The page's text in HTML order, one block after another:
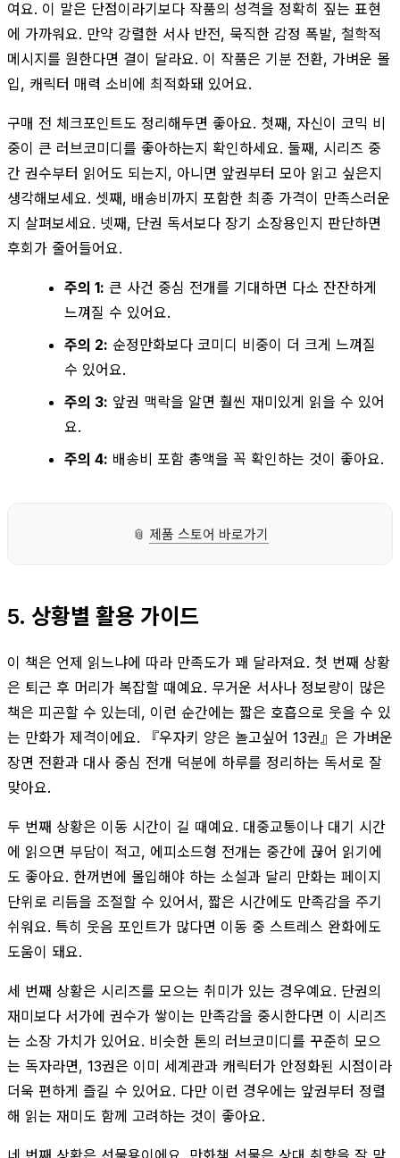
여요. 이 말은 단점이라기보다 작품의 성격을 정확히 짚는 표현
에 가까워요. 만약 강렬한 서사 반전, 묵직한 감정 폭발, 철학적
메시지를 원한다면 결이 달라요. 이 작품은 기분 전환, 가벼운 몰
입, 캐릭터 매력 소비에 최적화돼 있어요.
구매 전 체크포인트도 정리해두면 좋아요. 첫째, 자신이 코믹 비
중이 큰 러브코미디를 좋아하는지 확인하세요. 둘째, 시리즈 중
간 권수부터 읽어도 되는지, 아니면 앞권부터 모아 읽고 싶은지
생각해보세요. 셋째, 배송비까지 포함한 최종 가격이 만족스러운
지 살펴보세요. 넷째, 단권 독서보다 장기 소장용인지 판단하면
후회가 줄어들어요.
주의 1: 큰 사건 중심 전개를 기대하면 다소 잔잔하게
느껴질 수 있어요.
주의 2: 순정만화보다 코미디 비중이 더 크게 느껴질
수 있어요.
주의 3: 앞권 맥락을 알면 훨씬 재미있게 읽을 수 있어
요.
주의 4: 배송비 포함 총액을 꼭 확인하는 것이 좋아요.
📎 제품 스토어 바로가기
5. 상황별 활용 가이드
이 책은 언제 읽느냐에 따라 만족도가 꽤 달라져요. 첫 번째 상황
은 퇴근 후 머리가 복잡할 때예요. 무거운 서사나 정보량이 많은
책은 피곤할 수 있는데, 이런 순간에는 짧은 호흡으로 웃을 수 있
는 만화가 제격이에요. 『우자키 양은 놀고싶어 13권』은 가벼운
장면 전환과 대사 중심 전개 덕분에 하루를 정리하는 독서로 잘
맞아요.
두 번째 상황은 이동 시간이 길 때예요. 대중교통이나 대기 시간
에 읽으면 부담이 적고, 에피소드형 전개는 중간에 끊어 읽기에
도 좋아요. 한꺼번에 몰입해야 하는 소설과 달리 만화는 페이지
단위로 리듬을 조절할 수 있어서, 짧은 시간에도 만족감을 주기
쉬워요. 특히 웃음 포인트가 많다면 이동 중 스트레스 완화에도
도움이 돼요.
세 번째 상황은 시리즈를 모으는 취미가 있는 경우예요. 단권의
재미보다 서가에 권수가 쌓이는 만족감을 중시한다면 이 시리즈
는 소장 가치가 있어요. 비슷한 톤의 러브코미디를 꾸준히 모으
는 독자라면, 13권은 이미 세계관과 캐릭터가 안정화된 시점이라
더욱 편하게 즐길 수 있어요. 다만 이런 경우에는 앞권부터 정렬
해 읽는 재미도 함께 고려하는 것이 좋아요.